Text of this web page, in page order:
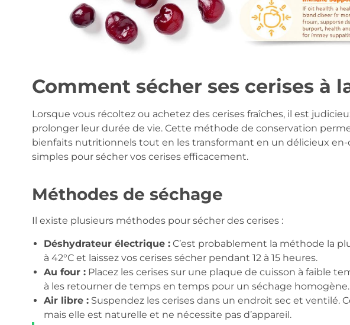
Comment sécher ses cerises à
Lorsque vous récoltez ou achetez des cerises fraîches, il est
prolonger leur durée de vie. Cette méthode de conservation
bienfaits nutritionnels tout en les transformant en un délicieux en-
simples pour sécher vos cerises efficacement.
Méthodes de séchage
Il existe plusieurs méthodes pour sécher des cerises :
Déshydrateur électrique :C’est probablement la méthode la
à 42°C et laissez vos cerises sécher pendant 12 à 15 heures.
Au four :Placez les cerises sur une plaque de cuisson à faible
à les retourner de temps en temps pour un séchage homogène.
Air libre :Suspendez les cerises dans un endroit sec et ventilé.
mais elle est naturelle et ne nécessite pas d’appareil.